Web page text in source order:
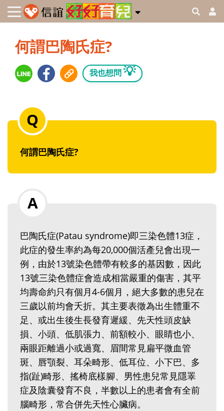
何謂巴陶氏症?
我也想問 💡
何謂巴陶氏症?
巴陶氏症(Patau syndrome)即三染色體13症，
此症的發生率約為每20,000個活產兒會出現一
例，由於13號染色體帶有較多的基因數，因此
13號三染色體症會造成相當嚴重的傷害，其平
均壽命約只有個月4-6個月，絕大多數的患兒在
三歲以前均會夭折。其主要表徵為出生體重不
足、或出生後生長發育遲緩、先天性頭皮缺
損、小頭、低肌張力、前額較小、眼睛也小、
兩眼距離過小或過寬、眉間常見扁平微血管
斑、唇顎裂、耳朵畸形、低耳位、小下巴、多
指(趾)畸形、搖椅底樣腳、男性患兒常見隱睪
症及陰囊發育不良，半數以上的患者會有全前
腦畸形，常合併先天性心臟病。